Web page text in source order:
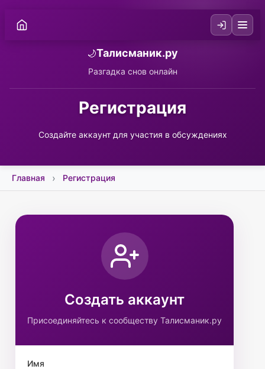
🌙Талисманик.ру
Разгадка снов онлайн
Регистрация
Создайте аккаунт для участия в обсуждениях
Главная Регистрация
Создать аккаунт
Присоединяйтесь к сообществу Талисманик.ру
Имя